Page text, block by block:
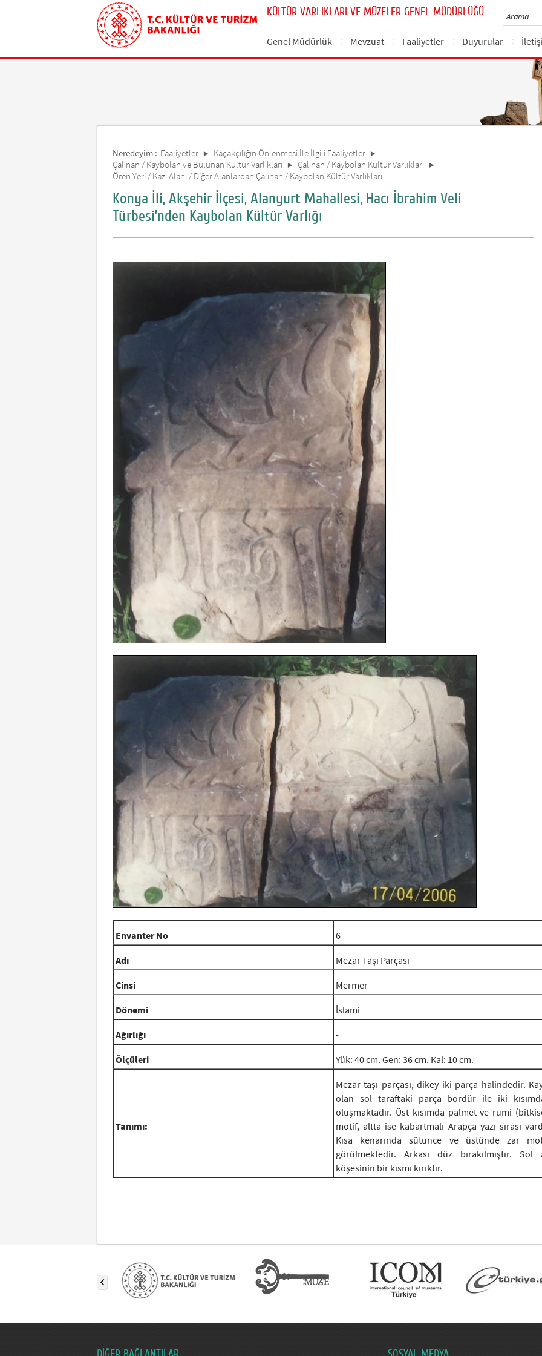
KÜLTÜR VARLIKLARI VE MÜZELER GENEL MÜDÜRLÜĞÜ
Genel Müdürlük Mevzuat Faaliyetler Duyurular
Neredeyim : Faaliyetler
Kaçakçılığın Önlenmesi İle İlgili Faaliyetler
Çalınan / Kaybolan ve Bulunan Kültür Varlıkları
Çalınan / Kaybolan Kültür Varlıkları
Ören Yeri / Kazı Alanı / Diğer Alanlardan Çalınan / Kaybolan Kültür Varlıkları
Konya İli, Akşehir İlçesi, Alanyurt Mahallesi, Hacı İbrahim Veli
Türbesi’nden Kaybolan Kültür Varlığı
Envanter No 6
Adı Mezar Taşı Parçası
Cinsi Mermer
Dönemi İslami
Ağırlığı -
Ölçüleri Yük: 40 cm. Gen: 36 cm. Kal: 10 cm.
Tanımı:
Mezar taşı parçası, dikey iki parça halindedir.
olan sol taraftaki parça bordür ile iki
oluşmaktadır. Üst kısımda palmet ve rumi
motif, altta ise kabartmalı Arapça yazı sırası
Kısa kenarında sütunce ve üstünde zar
görülmektedir. Arkası düz bırakılmıştır. Sol
köşesinin bir kısmı kırıktır.